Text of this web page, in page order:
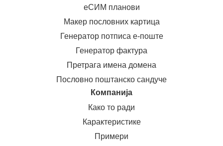
еСИМ планови
Макер пословних картица
Генератор потписа е-поште
Генератор фактура
Претрага имена домена
Пословно поштанско сандуче
Компанија
Како то ради
Карактеристике
Примери